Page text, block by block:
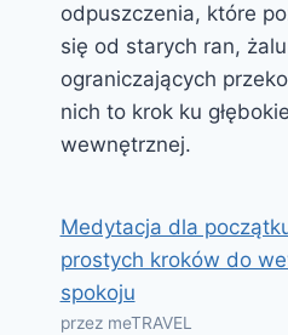
odpuszczenia, które
się od starych ran,
ograniczających
nich to krok ku
wewnętrznej.
Medytacja dla
prostych kroków do
spokoju
przez meTRAVEL